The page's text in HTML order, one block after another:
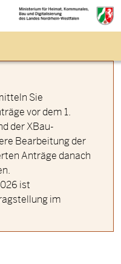
Sie
vor dem 1.
der XBau-
Bearbeitung der
Anträge danach
ist
im